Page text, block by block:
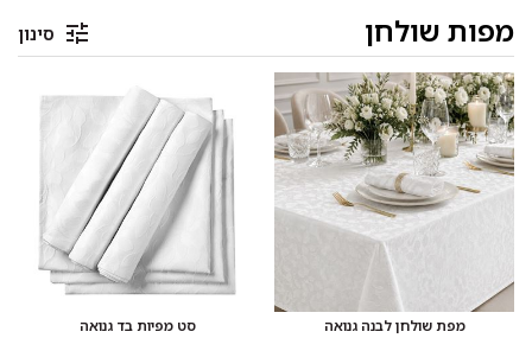
מפות שולחן סינון
מפת שולחן לבנה גנואה סט מפיות בד גנואה